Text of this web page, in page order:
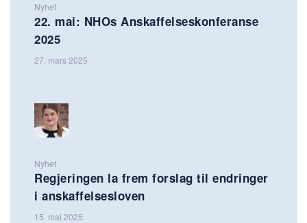
Nyhet
22. mai: NHOs Anskaffelseskonferanse
2025
27. mars 2025
Nyhet
Regjeringen la frem forslag til endringer
i anskaffelsesloven
15. mai 2025